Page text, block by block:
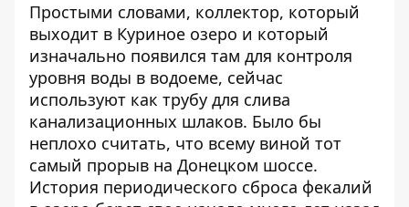
Простыми словами, коллектор, который
выходит в Куриное озеро и который
изначально появился там для контроля
уровня воды в водоеме, сейчас
используют как трубу для слива
канализационных шлаков. Было бы
неплохо считать, что всему виной тот
самый прорыв на Донецком шоссе.
История периодического сброса фекалий